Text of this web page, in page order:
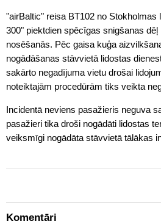
"airBaltic" reisa BT102 no Stokholmas
300" piektdien spēcīgas snigšanas
nosēšanās. Pēc gaisa kuģa
nogādāšanas stāvvietā lidostas
sakārto negadījuma vietu drošai
noteiktajām procedūrām tiks veikta
Incidentā neviens pasažieris neguva
pasažieri tika droši nogādāti lidostas
veiksmīgi nogādāta stāvvietā tālākas
Komentāri